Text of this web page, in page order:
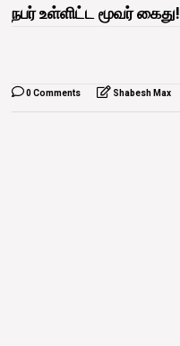
நபர் உள்ளிட்ட மூவர் கைது!
0 Comments Shabesh Max